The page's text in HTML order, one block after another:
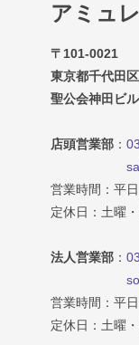
アミュ
〒101-0021
東京都千代田
聖公会神田ビ
店頭営業部 ：
営業時間：平
定休日：土曜
法人営業部 ：
営業時間：平
定休日：土曜